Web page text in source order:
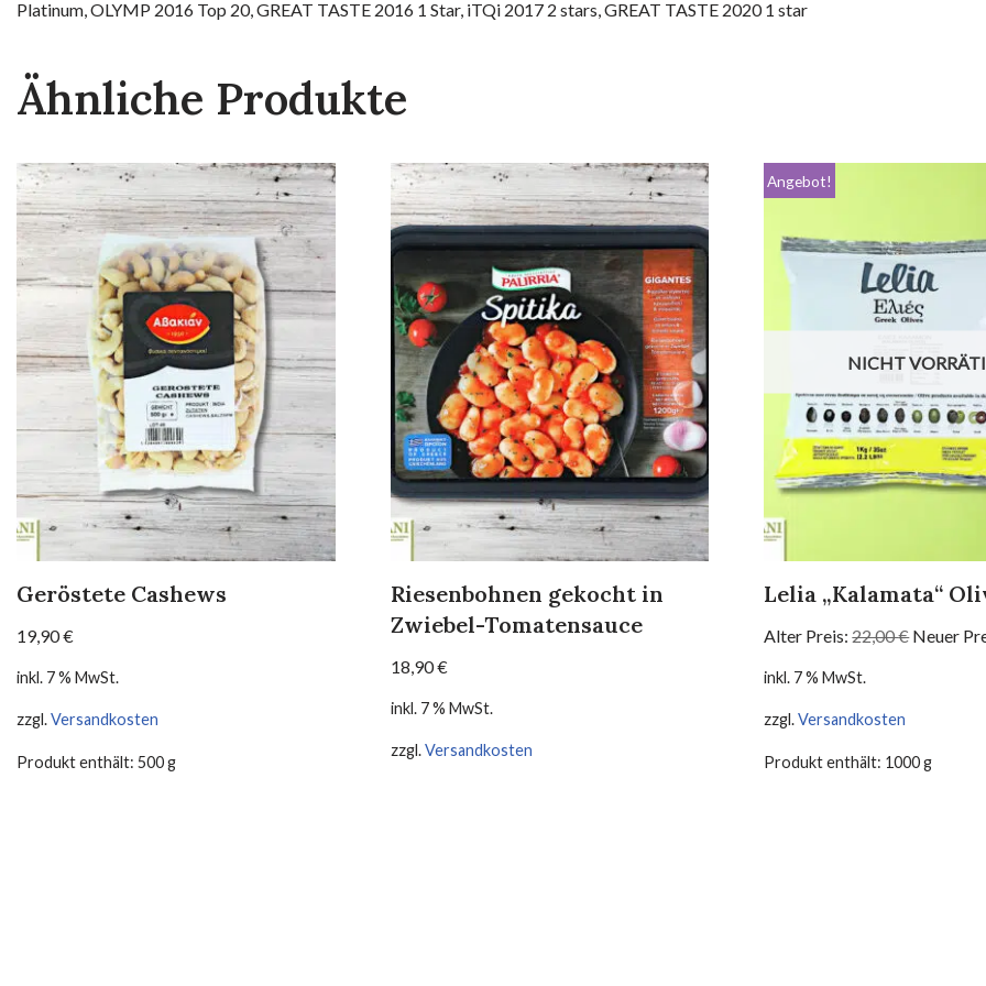
Platinum, OLYMP 2016 Top 20, GREAT TASTE 2016 1 Star, iTQi 2017 2 stars, GREAT TASTE 2020 1 star
Ähnliche Produkte
Geröstete Cashews
19,90€
inkl. 7 % MwSt.
zzgl.Versandkosten
Produkt enthält: 500g
Riesenbohnen gekocht in
Zwiebel-Tomatensauce
18,90€
inkl. 7 % MwSt.
zzgl.Versandkosten
NICHT
Angebot!
Lelia „Kalamata“
Alter Preis: 22,00€Neuer
inkl. 7 % MwSt.
zzgl.Versandkosten
Produkt enthält: 1000g